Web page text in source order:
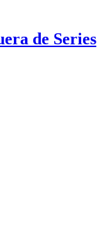
de Series